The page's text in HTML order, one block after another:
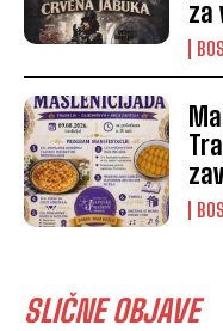
za
SLIČNE OBJAVE